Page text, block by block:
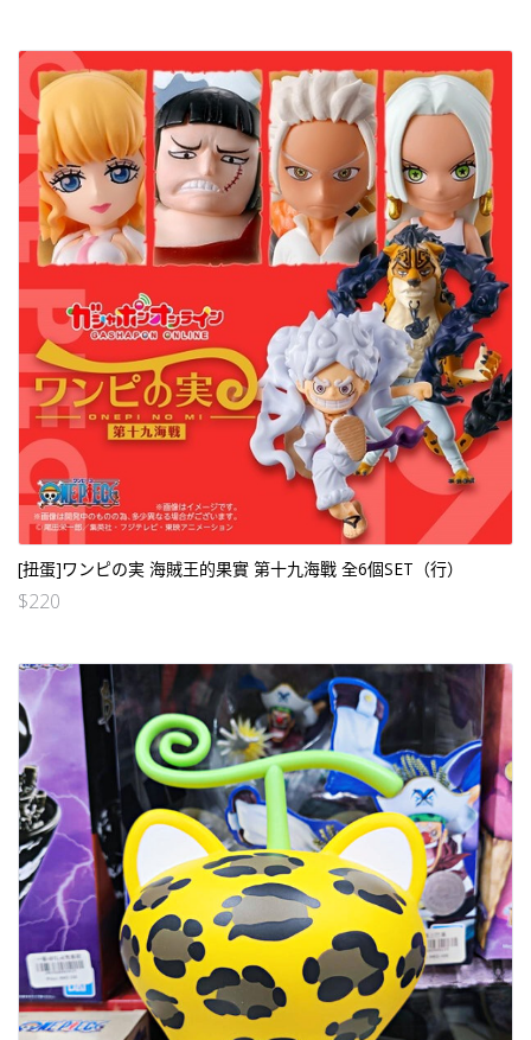
[扭蛋]ワンピの実 海賊王的果實 第十九海戰 全6個SET（行）
$220